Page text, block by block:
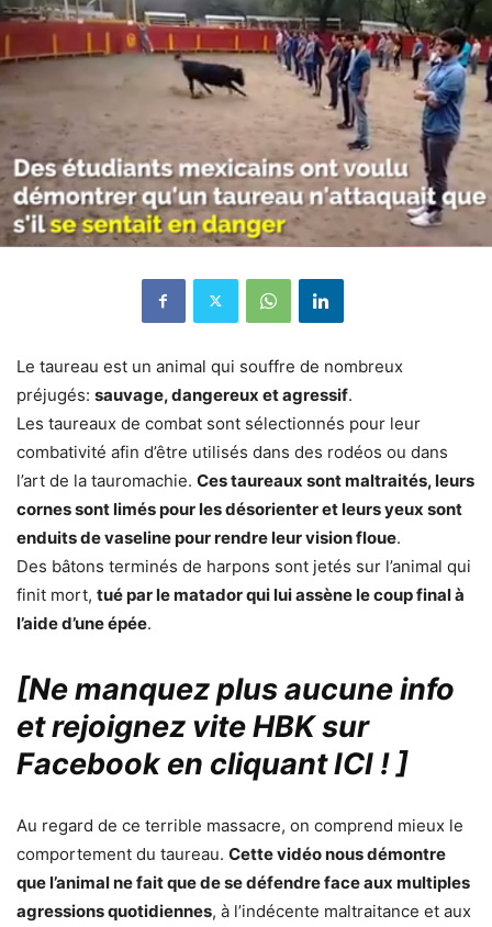
Le taureau est un animal qui souffre de nombreux
préjugés: sauvage, dangereux et agressif.
Les taureaux de combat sont sélectionnés pour leur
combativité afin d’être utilisés dans des rodéos ou dans
l’art de la tauromachie. Ces taureaux sont maltraités, leurs
cornes sont limés pour les désorienter et leurs yeux sont
enduits de vaseline pour rendre leur vision floue.
Des bâtons terminés de harpons sont jetés sur l’animal qui
finit mort, tué par le matador qui lui assène le coup final à
l’aide d’une épée.
[Ne manquez plus aucune info
et rejoignez vite HBK sur
Facebook en cliquant ICI ! ]
Au regard de ce terrible massacre, on comprend mieux le
comportement du taureau. Cette vidéo nous démontre
que l’animal ne fait que de se défendre face aux multiples
agressions quotidiennes, à l’indécente maltraitance et aux